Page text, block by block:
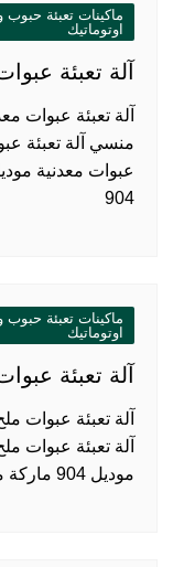
ماكينات تعبئة
اوتوماتيك
آلة تعبئة
منسي آلة تعبئة
904
ماكينات تعبئة
اوتوماتيك
آلة تعبئة
آلة تعبئة عبوات
موديل 904 ماركة مهندس منسي الموديل 904